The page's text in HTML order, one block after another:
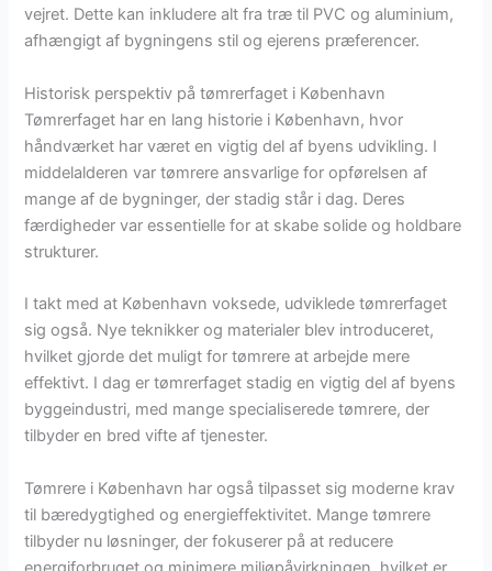
vejret. Dette kan inkludere alt fra træ til PVC og aluminium,
afhængigt af bygningens stil og ejerens præferencer.
Historisk perspektiv på tømrerfaget i København
Tømrerfaget har en lang historie i København, hvor
håndværket har været en vigtig del af byens udvikling. I
middelalderen var tømrere ansvarlige for opførelsen af
mange af de bygninger, der stadig står i dag. Deres
færdigheder var essentielle for at skabe solide og holdbare
strukturer.
I takt med at København voksede, udviklede tømrerfaget
sig også. Nye teknikker og materialer blev introduceret,
hvilket gjorde det muligt for tømrere at arbejde mere
effektivt. I dag er tømrerfaget stadig en vigtig del af byens
byggeindustri, med mange specialiserede tømrere, der
tilbyder en bred vifte af tjenester.
Tømrere i København har også tilpasset sig moderne krav
til bæredygtighed og energieffektivitet. Mange tømrere
tilbyder nu løsninger, der fokuserer på at reducere